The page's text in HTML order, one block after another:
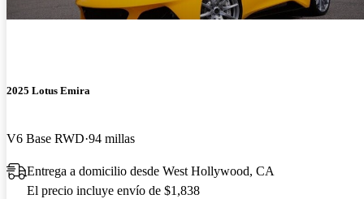
2025 Lotus Emira
V6 Base RWD 94 millas
Entrega a domicilio desde West Hollywood, CA
El precio incluye envío de $1,838